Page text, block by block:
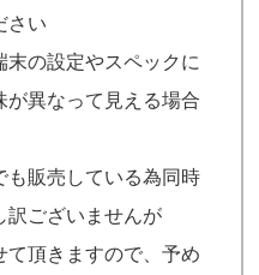
さい
の設定やスペックに
が異なって見える場合
販売している為同時
訳ございませんが
て頂きますので、予め